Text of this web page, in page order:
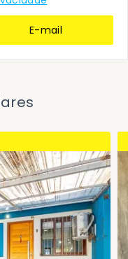
E-mail